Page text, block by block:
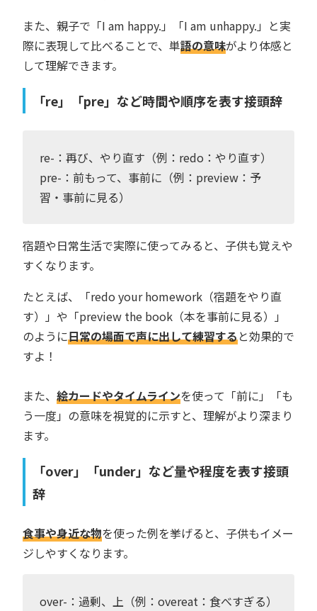
また、親子で「I am happy.」「I am unhappy.」と実
際に表現して比べることで、単語の意味がより体感と
して理解できます。
「re」「pre」など時間や順序を表す接頭辞
re-：再び、やり直す（例：redo：やり直す）
pre-：前もって、事前に（例：preview：予
習・事前に見る）
宿題や日常生活で実際に使ってみると、子供も覚えや
すくなります。
たとえば、「redo your homework（宿題をやり直
す）」や「preview the book（本を事前に見る）」
のように日常の場面で声に出して練習すると効果的で
すよ！
また、 絵カードやタイムラインを使って「前に」「も
う一度」の意味を視覚的に示すと、理解がより深まり
ます。
「over」「under」など量や程度を表す接頭
辞
食事や身近な物を使った例を挙げると、子供もイメー
ジしやすくなります。
over-：過剰、上（例：overeat：食べすぎる）